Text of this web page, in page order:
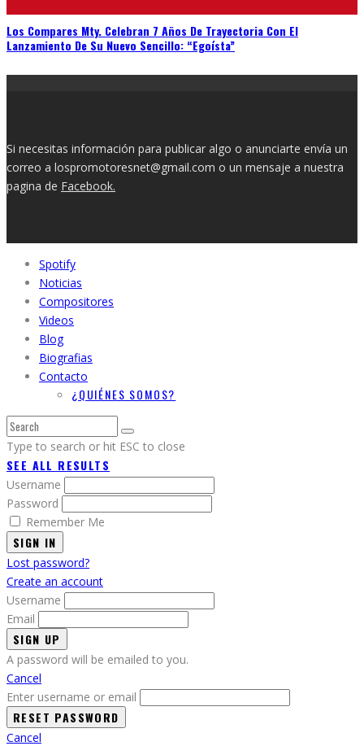
Los Compares Mty. Celebran 7 Años De Trayectoria Con El
Lanzamiento De Su Nuevo Sencillo: “Egoísta”
Si necesitas información para publicar algo o anunciarte envía un
correo a lospromotoresnet@gmail.com o un mensaje a nuestra
pagina de Facebook.
Spotify
Noticias
Compositores
Videos
Blog
Biografias
Contacto
¿QUIÉNES SOMOS?
Type to search or hit ESC to close
SEE ALL RESULTS
Username
Password
Remember Me
SIGN IN
Lost password?
Create an account
Username
Email
A password will be emailed to you.
Cancel
Enter username or email
Cancel